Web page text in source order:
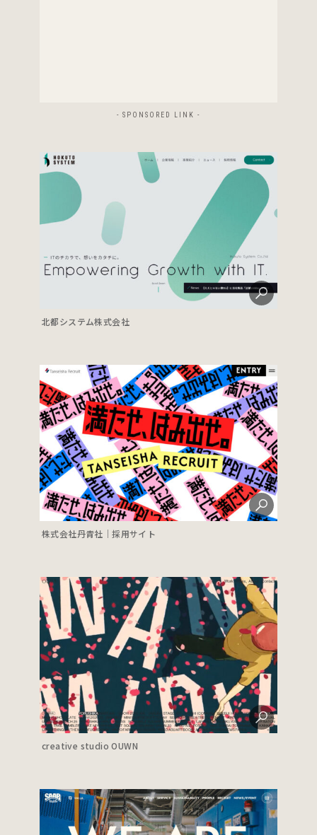
- SPONSORED LINK -
北都システム株式会社
株式会社丹青社｜採用サイト
creative studio OUWN